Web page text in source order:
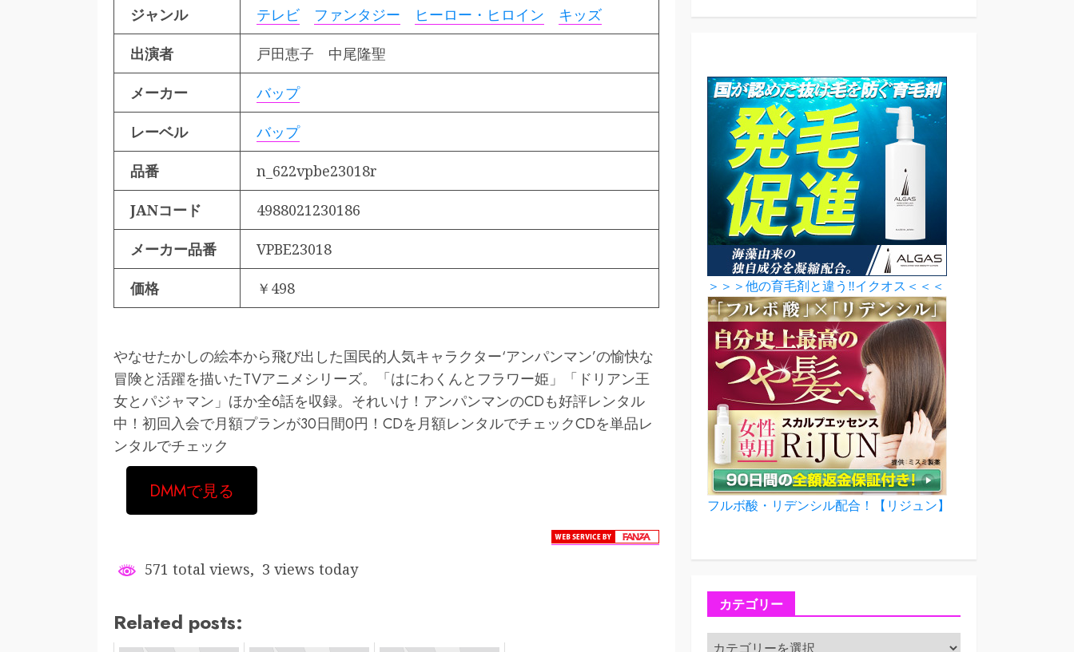
ジャンル テレビ ファンタジー ヒーロー・ヒロイン キッズ
出演者 戸田恵子 中尾隆聖
メーカー バップ
レーベル バップ
品番 n_622vpbe23018r
JANコード 4988021230186
メーカー品番 VPBE23018
価格 ￥498
やなせたかしの絵本から飛び出した国民的人気キャラクター‘アンパンマン’の愉快な
冒険と活躍を描いたTVアニメシリーズ。「はにわくんとフラワー姫」「ドリアン王
女とパジャマン」ほか全6話を収録。それいけ！アンパンマンのCDも好評レンタル
中！初回入会で月額プランが30日間0円！CDを月額レンタルでチェックCDを単品レ
ンタルでチェック
DMMで見る
571 total views, 3 views today
Related posts:
＞＞＞他の育毛剤と違う‼イクオス＜＜＜
フルボ酸・リデンシル配合！【リジュン】
カテゴリー
カ